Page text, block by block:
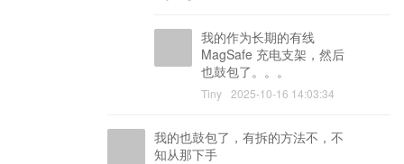
我的作为长期的有线
MagSafe 充电支架，然后
也鼓包了。。。
Tiny 2025-10-16 14:03:34
我的也鼓包了，有拆的方法不，不
知从那下手